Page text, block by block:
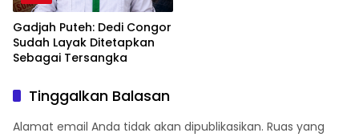
Gadjah Puteh: Dedi Congor
Sudah Layak Ditetapkan
Sebagai Tersangka
Tinggalkan Balasan
Alamat email Anda tidak akan dipublikasikan. Ruas yang